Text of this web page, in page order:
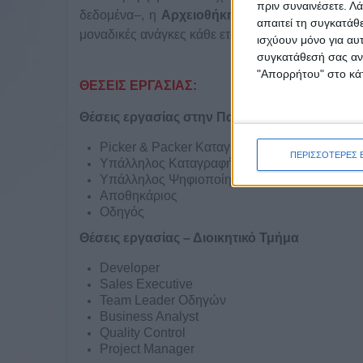
πριν συναινέσετε.
απαιτεί τη
ισχύουν μόνο για
συγκατάθεσή σας
"Απορρήτου" στο
ΠΕΡΙΣΣΟΤΕΡΕΣ
δεδομένα–, η Αρχειοθήκη
εργάζεται με
μοναδικές ανάγκες κάθε εταιρίας.
ΘΕΣΕΙΣ ΕΡΓΑΣΙΑΣ:
Θέσεις εργασίας στην Παραγωγή
Picker & Packer Καταγραφής
Υπάλληλος Καταγραφής
Υπάλληλος Ψηφιοποίησης
Αποθηκάριος
Οδηγός
Θέσεις εργασίας – Διοικητικό Τμήμα
Developer
Sales Executive
Team Leader Οδηγών
Βusiness Analyst
Quality Control
Project Manager